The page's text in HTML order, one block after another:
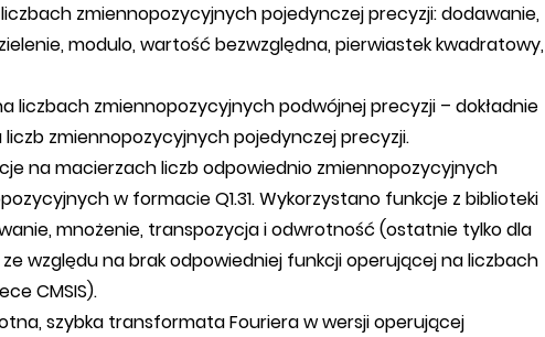
zmiennopozycyjnych pojedynczej precyzji: dodawanie,
modulo, wartość bezwzględna, pierwiastek kwadratowy,
liczbach zmiennopozycyjnych podwójnej precyzji – dokładnie
zmiennopozycyjnych pojedynczej precyzji.
na macierzach liczb odpowiednio zmiennopozycyjnych
w formacie Q1.31. Wykorzystano funkcje z biblioteki
mnożenie, transpozycja i odwrotność (ostatnie tylko dla
względu na brak odpowiedniej funkcji operującej na liczbach
CMSIS).
szybka transformata Fouriera w wersji operującej